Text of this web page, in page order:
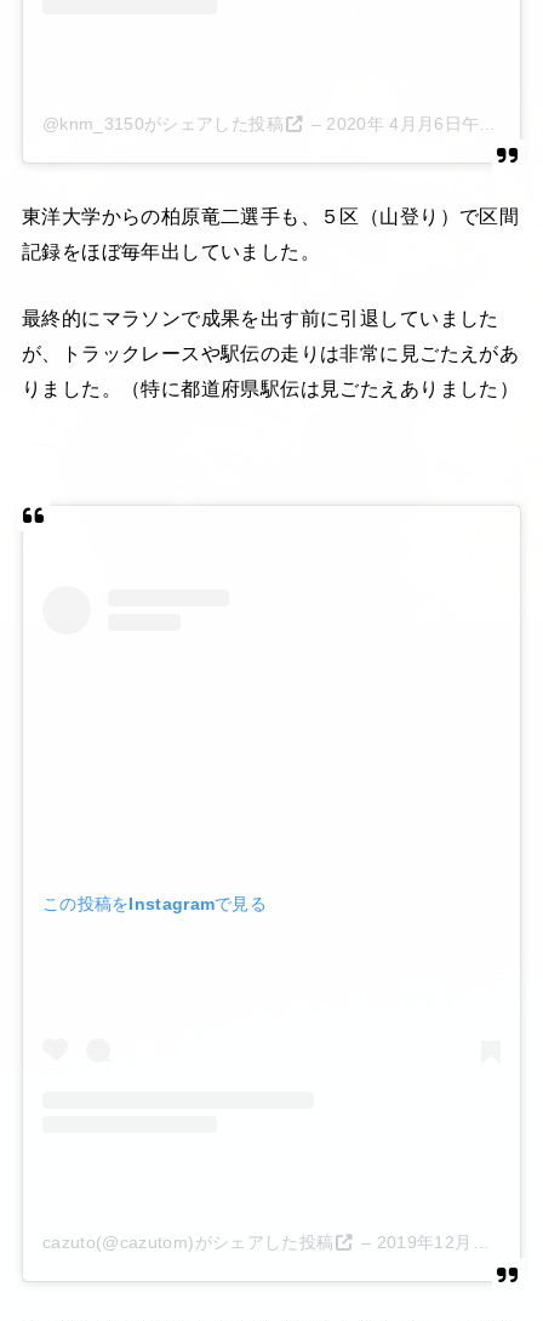
@knm_3150がシェアした投稿 – 2020年 4月月6日午前6時13分PDT
東洋大学からの柏原竜二選手も、５区（山登り）で区間
記録をほぼ毎年出していました。
最終的にマラソンで成果を出す前に引退していました
が、トラックレースや駅伝の走りは非常に見ごたえがあ
りました。（特に都道府県駅伝は見ごたえありました）
この投稿をInstagramで見る
cazuto(@cazutom)がシェアした投稿 – 2019年12月月29日午後11時29分PST